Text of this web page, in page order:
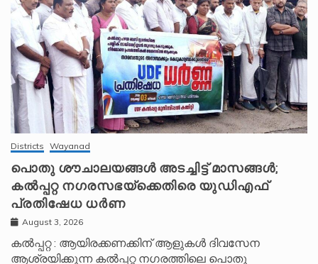
Districts Wayanad
പൊതു ശൗചാലയങ്ങൾ അടച്ചിട്ട് മാസങ്ങൾ;
കൽപ്പറ്റ നഗരസഭയ്‌ക്കെതിരെ യുഡിഎഫ്
പ്രതിഷേധ ധർണ
August 3, 2026
കൽപ്പറ്റ : ആയിരക്കണക്കിന് ആളുകൾ ദിവസേന
ആശ്രയിക്കുന്ന കൽപ്പറ്റ നഗരത്തിലെ പൊതു